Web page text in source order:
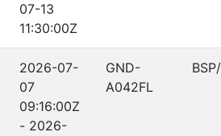
07-13
11:30:00Z
2026-07-
07
09:16:00Z
- 2026-
GND-
A042FL